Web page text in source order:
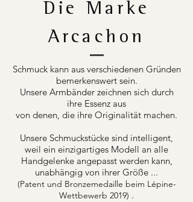
Die Marke
Arcachon
Schmuck kann aus verschiedenen Gründen
bemerkenswert sein.
Unsere Armbänder zeichnen sich durch
ihre Essenz aus
von denen, die ihre Originalität machen.
Unsere Schmuckstücke sind intelligent,
weil ein einzigartiges Modell an alle
Handgelenke angepasst werden kann,
unabhängig von ihrer Größe ...
(Patent und Bronzemedaille beim Lépine-
Wettbewerb 2019) .